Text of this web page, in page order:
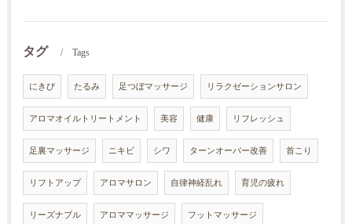
タグ Tags
にきび たるみ 足つぼマッサージ リラクゼーションサロン
アロマオイルトリートメント 美容 健康 リフレッシュ
足裏マッサージ ニキビ シワ ターンオーバー改善 首こり
リフトアップ アロマサロン 自律神経乱れ 育児の疲れ
リーズナブル アロママッサージ フットマッサージ